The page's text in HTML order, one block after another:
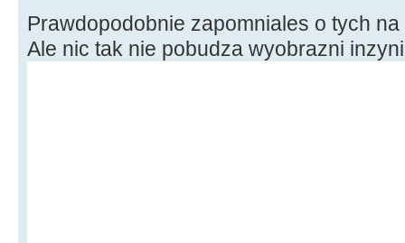
Prawdopodobnie zapomniales o tych
Ale nic tak nie pobudza wyobrazni